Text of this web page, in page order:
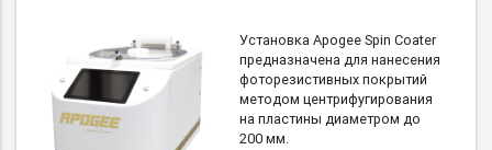
Установка Apogee Spin Coater
предназначена для нанесения
фоторезистивных покрытий
методом центрифугирования
на пластины диаметром до
200 мм.